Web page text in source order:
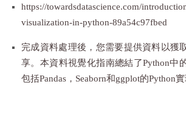
https://towardsdatascience.com/
visualization-in-python-89a54c97fbed
完成資料處理後，您需要提供資料以獲
享。本資料視覺化指南總結了Python中
包括Pandas，Seaborn和ggplot的Python實